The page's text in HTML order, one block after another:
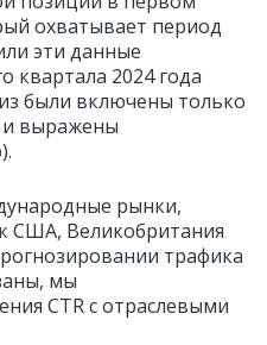
охватывает период
эти данные
квартала 2024 года
были включены только
и выражены
рынки,
США, Великобритания
трафика
мы
CTR с отраслевыми